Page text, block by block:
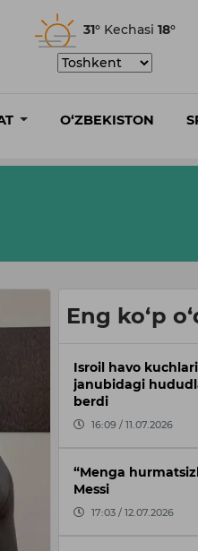
31° Kechasi 18°
O‘ZBEKISTON
Eng ko‘p
Isroil havo
janubidagi
berdi
16:09 / 11.07.2026
“Menga
Messi
17:03 / 12.07.2026